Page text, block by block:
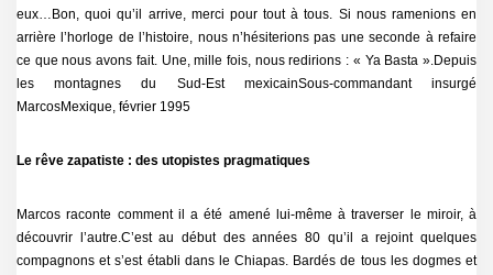
eux…Bon, quoi qu’il arrive, merci pour tout à tous. Si nous ramenions en
arrière l’horloge de l’histoire, nous n’hésiterions pas une seconde à refaire
ce que nous avons fait. Une, mille fois, nous redirions : « Ya Basta ».Depuis
les montagnes du Sud-Est mexicainSous-commandant insurgé
MarcosMexique, février 1995
Le rêve zapatiste : des utopistes pragmatiques
Marcos raconte comment il a été amené lui-même à traverser le miroir, à
découvrir l’autre.C’est au début des années 80 qu’il a rejoint quelques
compagnons et s’est établi dans le Chiapas. Bardés de tous les dogmes et